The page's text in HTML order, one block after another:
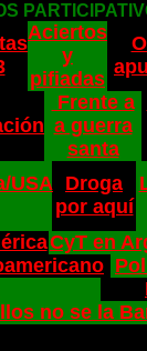
Aciertos
y
pifiadas
Frente a
a guerra
santa
USA
Droga
por aquí
CyT en
no se la